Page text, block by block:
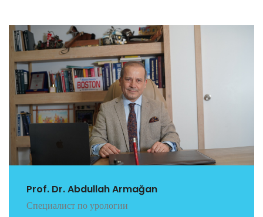
Prof. Dr. Abdullah Armağan
Специалист по урологии